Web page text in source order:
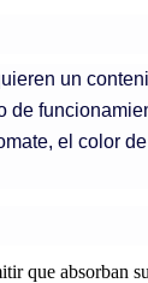
un
el color
que absorban